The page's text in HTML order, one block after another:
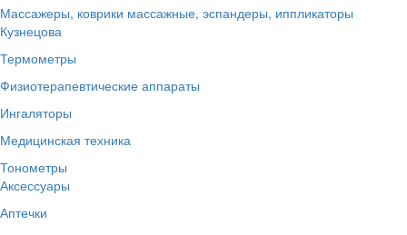
Массажеры, коврики массажные, эспандеры, иппликаторы
Кузнецова
Термометры
Физиотерапевтические аппараты
Ингаляторы
Медицинская техника
Тонометры
Аксессуары
Аптечки